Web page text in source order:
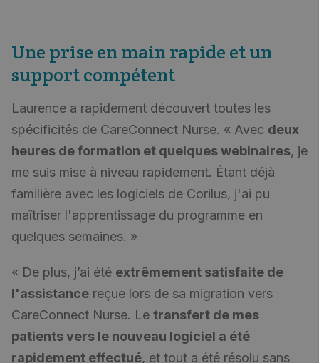
Une prise en main rapide et un
support compétent
Laurence a rapidement découvert toutes les
spécificités de CareConnect Nurse. « Avec deux
heures de formation et quelques webinaires, je
me suis mise à niveau rapidement. Étant déjà
familière avec les logiciels de Corilus, j'ai pu
maîtriser l'apprentissage du programme en
quelques semaines. »
« De plus, j’ai été extrêmement satisfaite de
l'assistance reçue lors de sa migration vers
CareConnect Nurse. Le transfert de mes
patients vers le nouveau logiciel a été
rapidement effectué, et tout a été résolu sans